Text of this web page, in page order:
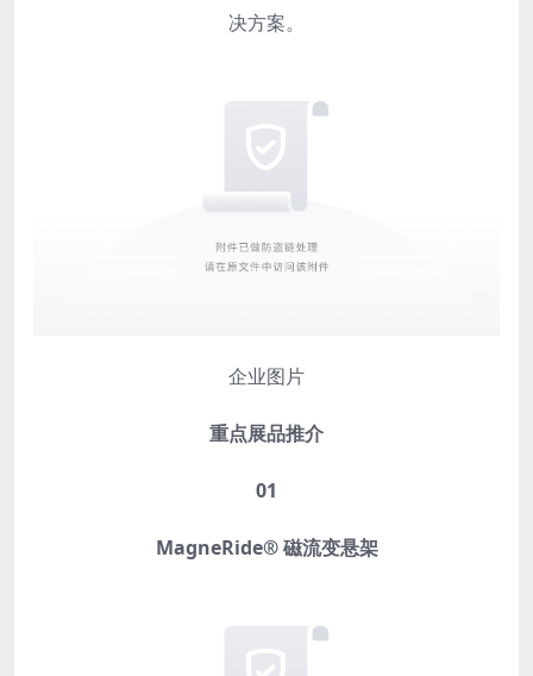
决方案。
企业图片
重点展品推介
01
MagneRide® 磁流变悬架